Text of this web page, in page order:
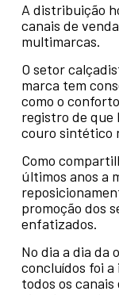
A distribuição
canais de
multimarcas.
O setor
marca tem
como o
registro de que
couro sintético
Como
últimos anos a
promoção dos
enfatizados.
No dia a dia da
concluídos foi
todos os